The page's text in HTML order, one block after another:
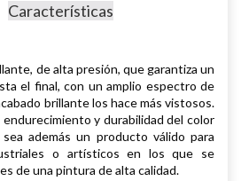
Características
dealta presión, que garantiza un
el final, con un amplio espectro de
brillante los hace más vistosos.
y durabilidad del color
además un producto válido para
o artísticos en los que se
de una pintura de alta calidad.